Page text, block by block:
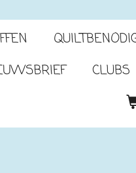
CLUBS